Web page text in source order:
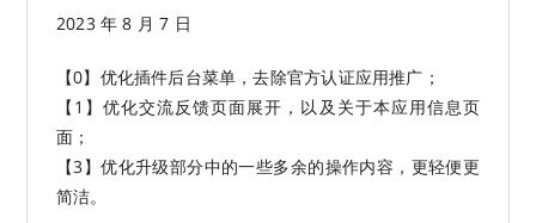
2023 年 8 月 7 日
【0】优化插件后台菜单，去除官方认证应用推广；
【1】优化交流反馈页面展开，以及关于本应用信息页
面；
【3】优化升级部分中的一些多余的操作内容，更轻便更
简洁。